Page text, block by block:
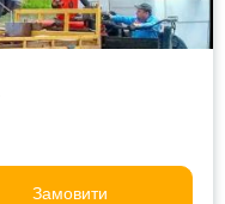
Замовити